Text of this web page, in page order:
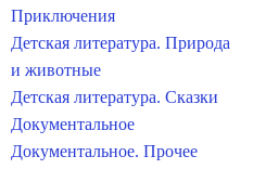
Приключения
Детская литература. Природа
и животные
Детская литература. Сказки
Документальное
Документальное. Прочее